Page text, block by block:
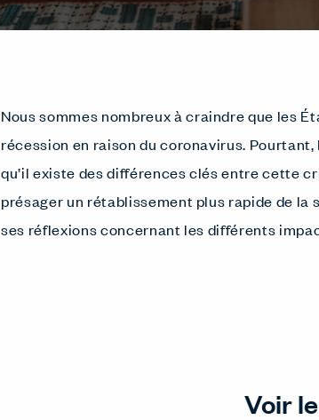
Nous sommes nombreux à craindre que les
récession en raison du coronavirus.
qu’il existe des différences clés entre cette
présager un rétablissement plus rapide de
ses réflexions concernant les différents
Voir